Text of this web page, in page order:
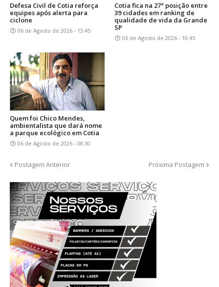
Defesa Civil de Cotia reforça
equipes após alerta para
ciclone
06 de Agosto de 2026 - 13:45
Cotia fica na 27ª posição entre
39 cidades em ranking de
qualidade de vida da Grande
SP
06 de Agosto de 2026 - 10:45
Quem foi Chico Mendes,
ambientalista que dará nome
a parque ecológico em Cotia
06 de Agosto de 2026 - 08:30
Postagem Anterior Próxima Postagem